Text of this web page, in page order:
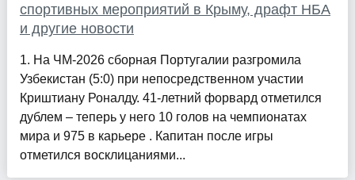
спортивных мероприятий в Крыму, драфт НБА
и другие новости
1. На ЧМ-2026 сборная Португалии разгромила
Узбекистан (5:0) при непосредственном участии
Криштиану Роналду. 41-летний форвард отметился
дублем – теперь у него 10 голов на чемпионатах
мира и 975 в карьере . Капитан после игры
отметился восклицаниями...